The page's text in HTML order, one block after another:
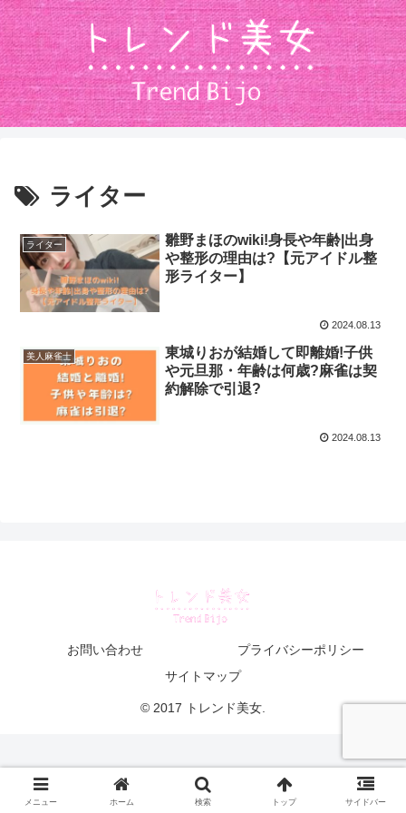
ライター
ライター
雛野まほのwiki!身長や年齢|出身
や整形の理由は?【元アイドル整
形ライター】
2024.08.13
美人麻雀士
東城りおが結婚して即離婚!子供
や元旦那・年齢は何歳?麻雀は契
約解除で引退?
2024.08.13
お問い合わせ
プライバシーポリシー
サイトマップ
© 2017 トレンド美女.
メニュー ホーム 検索 トップ サイドバー